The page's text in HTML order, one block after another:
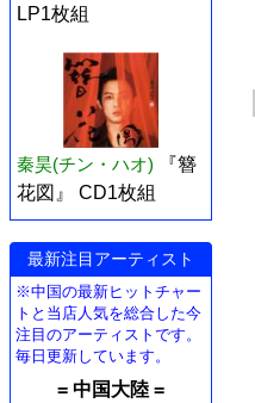
LP1枚組
秦昊(チン・ハオ)
『簪
花図』 CD1枚組
最新注目アーティスト
※中国の最新ヒットチャー
トと当店人気を総合した今
注目のアーティストです。
毎日更新しています。
= 中国大陸 =